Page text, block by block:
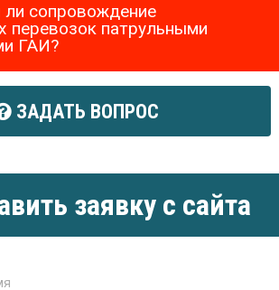
ли сопровождение
перевозок патрульными
ГАИ?
ЗАДАТЬ ВОПРОС
заявку с сайта